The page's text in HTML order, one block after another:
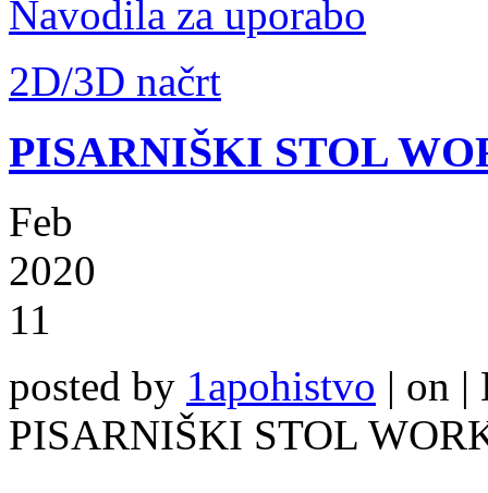
Navodila za uporabo
2D/3D načrt
PISARNIŠKI STOL
Feb
2020
11
posted by 1apohistvo | on |
PISARNIŠKI STOL